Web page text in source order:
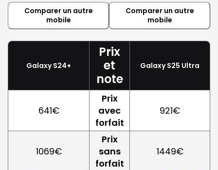
Comparer un autre
mobile
Comparer un autre
mobile
Galaxy S24+
Prix
et
note
Galaxy S25 Ultra
641€
Prix
avec
forfait
921€
1069€
Prix
sans
forfait
1449€